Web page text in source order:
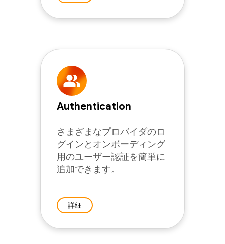
Authentication
さまざまなプロバイダのロ
グインとオンボーディング
用のユーザー認証を簡単に
追加できます。
詳細